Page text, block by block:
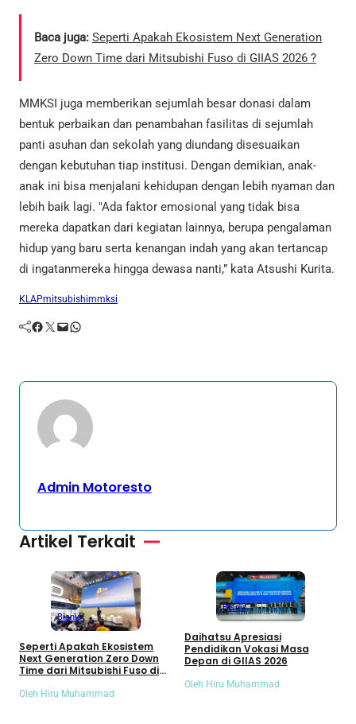
Baca juga: Seperti Apakah Ekosistem Next Generation
Zero Down Time dari Mitsubishi Fuso di GIIAS 2026 ?
MMKSI juga memberikan sejumlah besar donasi dalam
bentuk perbaikan dan penambahan fasilitas di sejumlah
panti asuhan dan sekolah yang diundang disesuaikan
dengan kebutuhan tiap institusi. Dengan demikian, anak-
anak ini bisa menjalani kehidupan dengan lebih nyaman dan
lebih baik lagi. "Ada faktor emosional yang tidak bisa
mereka dapatkan dari kegiatan lainnya, berupa pengalaman
hidup yang baru serta kenangan indah yang akan tertancap
di ingatanmereka hingga dewasa nanti,” kata Atsushi Kurita.
KLAPmitsubishimmksi
Facebook Twitter Mail WhatsApp
Admin Motoresto
Artikel Terkait
Bisnis
Seperti Apakah Ekosistem
Next Generation Zero Down
Time dari Mitsubishi Fuso di
Oleh Hiru Muhammad
Bisnis
Daihatsu Apresiasi
Pendidikan Vokasi Masa
Depan di GIIAS 2026
Oleh Hiru Muhammad